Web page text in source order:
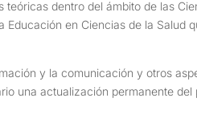
dentro del ámbito de las
en Ciencias de la Salud
y la comunicación y otros
una actualización permanente del